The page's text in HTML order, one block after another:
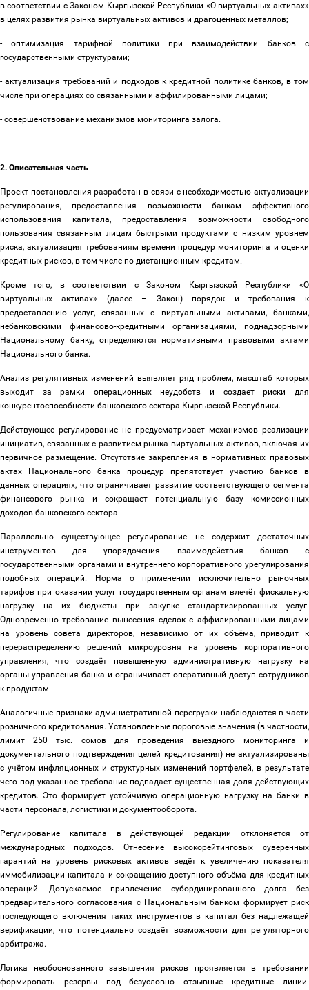
в соответствии с Законом Кыргызской Республики «О виртуальных активах»
в целях развития рынка виртуальных активов и драгоценных металлов;
- оптимизация тарифной политики при взаимодействии банков с
государственными структурами;
- актуализация требований и подходов к кредитной политике банков, в том
числе при операциях со связанными и аффилированными лицами;
- совершенствование механизмов мониторинга залога.
2. Описательная часть
Проект постановления разработан в связи с необходимостью актуализации
регулирования, предоставления возможности банкам эффективного
использования капитала, предоставления возможности свободного
пользования связанным лицам быстрыми продуктами с низким уровнем
риска, актуализация требованиям времени процедур мониторинга и оценки
кредитных рисков, в том числе по дистанционным кредитам.
Кроме того, в соответствии с Законом Кыргызской Республики «О
виртуальных активах» (далее –
Закон) порядок и требования к
предоставлению услуг, связанных с виртуальными активами, банками,
небанковскими финансово-кредитными организациями, поднадзорными
Национальному банку, определяются нормативными правовыми актами
Национального банка.
Анализ регулятивных изменений выявляет ряд проблем, масштаб которых
выходит за рамки операционных неудобств и создает риски для
конкурентоспособности банковского сектора Кыргызской Республики.
Действующее регулирование не предусматривает механизмов реализации
инициатив, связанных с развитием рынка виртуальных активов, включая их
первичное размещение. Отсутствие закрепления в нормативных правовых
актах Национального банка процедур препятствует участию банков в
данных операциях, что ограничивает развитие соответствующего сегмента
финансового рынка и сокращает потенциальную базу комиссионных
доходов банковского сектора.
Параллельно существующее регулирование не содержит достаточных
инструментов для упорядочения взаимодействия банков с
государственными органами и внутреннего корпоративного урегулирования
подобных операций. Норма о применении исключительно рыночных
тарифов при оказании услуг государственным органам влечёт фискальную
нагрузку на их бюджеты при закупке стандартизированных услуг.
Одновременно требование вынесения сделок с аффилированными лицами
на уровень совета директоров, независимо от их объёма, приводит к
перераспределению решений микроуровня на уровень корпоративного
управления, что создаёт повышенную административную нагрузку на
органы управления банка и ограничивает оперативный доступ сотрудников
к продуктам.
Аналогичные признаки административной перегрузки наблюдаются в части
розничного кредитования. Установленные пороговые значения (в частности,
лимит 250 тыс. сомов для проведения выездного мониторинга и
документального подтверждения целей кредитования) не актуализированы
с учётом инфляционных и структурных изменений портфелей, в результате
чего под указанное требование подпадает существенная доля действующих
кредитов. Это формирует устойчивую операционную нагрузку на банки в
части персонала, логистики и документооборота.
Регулирование капитала в действующей редакции отклоняется от
международных подходов. Отнесение высокорейтинговых суверенных
гарантий на уровень рисковых активов ведёт к увеличению показателя
иммобилизации капитала и сокращению доступного объёма для кредитных
операций. Допускаемое привлечение субординированного долга без
предварительного согласования с Национальным банком формирует риск
последующего включения таких инструментов в капитал без надлежащей
верификации, что потенциально создаёт возможности для регуляторного
арбитража.
Логика необоснованного завышения рисков проявляется в требовании
формировать резервы под безусловно отзывные кредитные линии.